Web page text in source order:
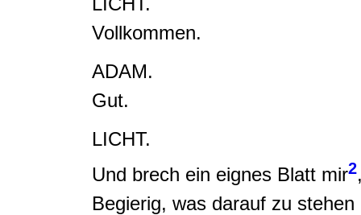
Vollkommen.
ADAM.
Gut.
LICHT.
Und brech ein eignes Blatt mir2
Begierig, was darauf zu stehen